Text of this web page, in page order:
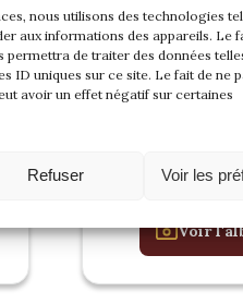
nous utilisons des technologies
aux informations des appareils. Le
de traiter des données
ID uniques sur ce site. Le fait de ne
avoir un effet négatif sur certaines
Refuser Voir les
Voir